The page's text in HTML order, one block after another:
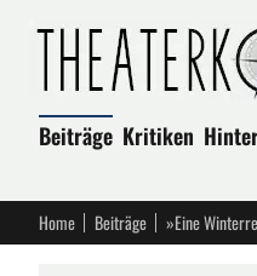
Beiträge Kritiken
Home Beiträge »Eine